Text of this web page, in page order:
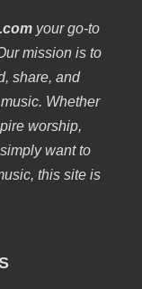
your go-to
mission is to
share, and
Whether
worship,
want to
this site is